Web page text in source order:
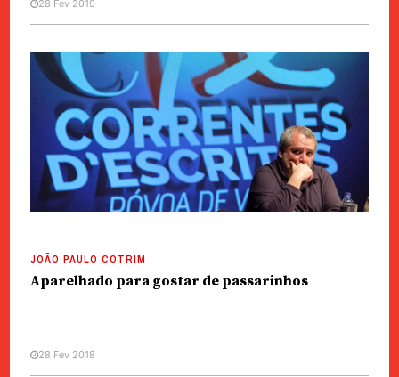
28 Fev 2019
JOÃO PAULO COTRIM
Aparelhado para gostar de passarinhos
28 Fev 2018